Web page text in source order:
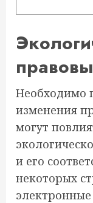
Необходимо
изменения
могут
и его
некоторых